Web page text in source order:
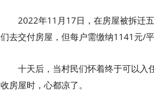
2022年11月17日，在房屋被拆迁五
们去交付房屋，但每户需缴纳1141元/
十天后，当村民们怀着终于可以入
收房屋时，心都凉了。